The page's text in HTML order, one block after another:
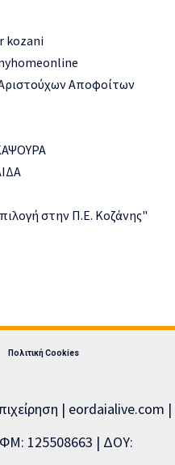
Πολιτική Cookies
| eordaialive.com |
125508663 | ΔΟΥ: